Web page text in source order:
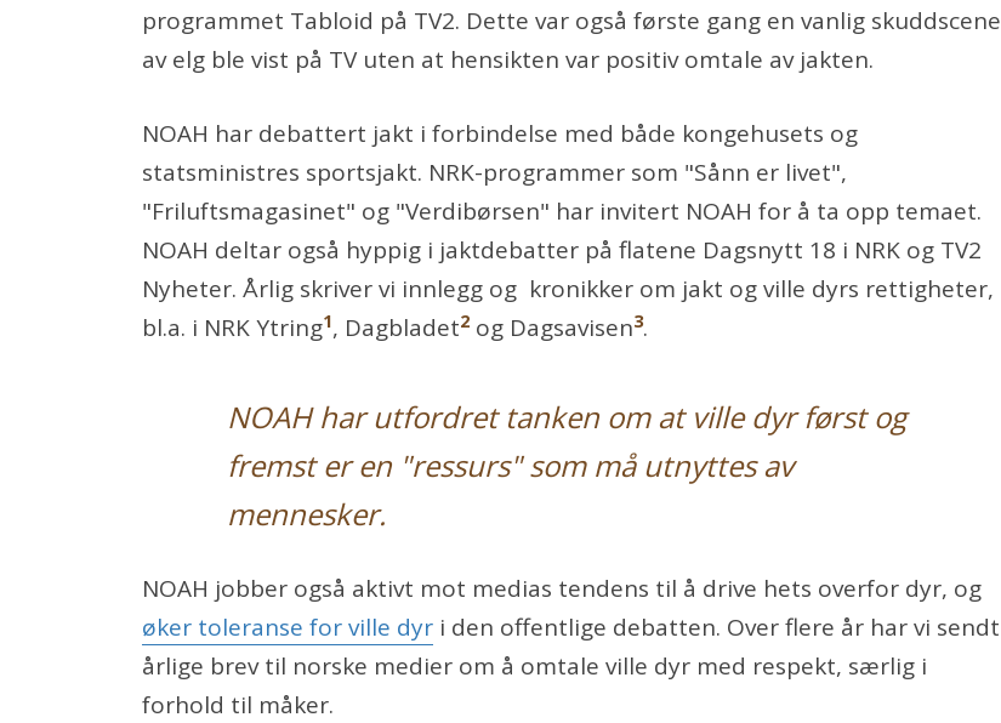
programmet Tabloid på TV2. Dette var også første gang en vanlig skuddscene
av elg ble vist på TV uten at hensikten var positiv omtale av jakten.
NOAH har debattert jakt i forbindelse med både kongehusets og
statsministres sportsjakt. NRK-programmer som "Sånn er livet",
"Friluftsmagasinet" og "Verdibørsen" har invitert NOAH for å ta opp temaet.
NOAH deltar også hyppig i jaktdebatter på flatene Dagsnytt 18 i NRK og TV2
Nyheter. Årlig skriver vi innlegg og kronikker om jakt og ville dyrs rettigheter,
bl.a. i NRK Ytring1, Dagbladet2 og Dagsavisen3.
NOAH har utfordret tanken om at ville dyr først og
fremst er en "ressurs" som må utnyttes av
mennesker.
NOAH jobber også aktivt mot medias tendens til å drive hets overfor dyr, og
øker toleranse for ville dyr i den offentlige debatten. Over flere år har vi sendt
årlige brev til norske medier om å omtale ville dyr med respekt, særlig i
forhold til måker.